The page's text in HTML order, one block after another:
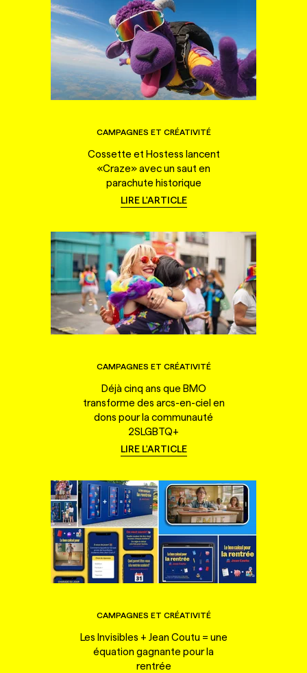
CAMPAGNES ET CRÉATIVITÉ
Cossette et Hostess lancent
«Craze» avec un saut en
parachute historique
LIRE L'ARTICLE
CAMPAGNES ET CRÉATIVITÉ
Déjà cinq ans que BMO
transforme des arcs-en-ciel en
dons pour la communauté
2SLGBTQ+
LIRE L'ARTICLE
CAMPAGNES ET CRÉATIVITÉ
Les Invisibles + Jean Coutu = une
équation gagnante pour la
rentrée